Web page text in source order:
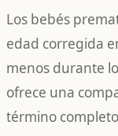
Los bebés
edad corregida
menos durante
ofrece una
término